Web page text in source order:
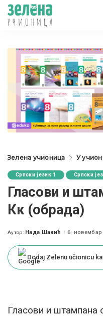
Зелена учионица У
Српски језик 1 Српски
Гласови и
Кк (обрада)
Posted
Аутор: Нада Шакић 6. новембар
Dodaj Zelenu učionicu
Гласови и